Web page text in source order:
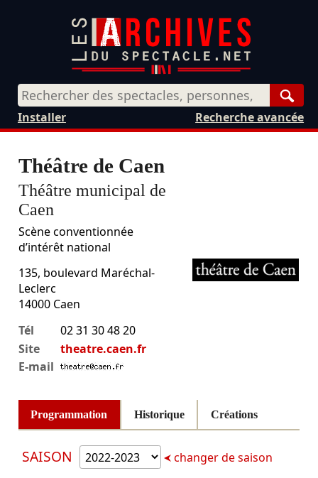
Recherche avancée
Installer
Théâtre de Caen
Théâtre municipal de
Caen
Scène conventionnée
d’intérêt national
135, boulevard Maréchal-
Leclerc
14000 Caen
Tél
02 31 30 48 20
Site
theatre.caen.fr
E-mail
Programmation Historique Créations
SAISON changer de saison